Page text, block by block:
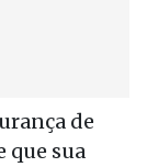
de
que sua